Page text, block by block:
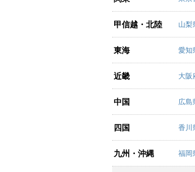
甲信越・北陸 山梨
東海 愛知
近畿 大阪
中国 広島
四国 香川
九州・沖縄 福岡